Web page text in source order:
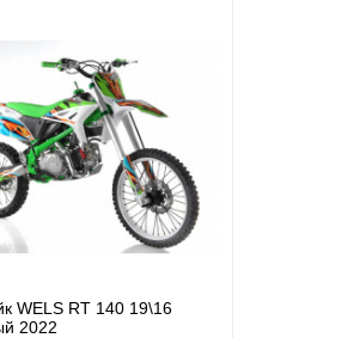
WELS RT 140 19\16
2022